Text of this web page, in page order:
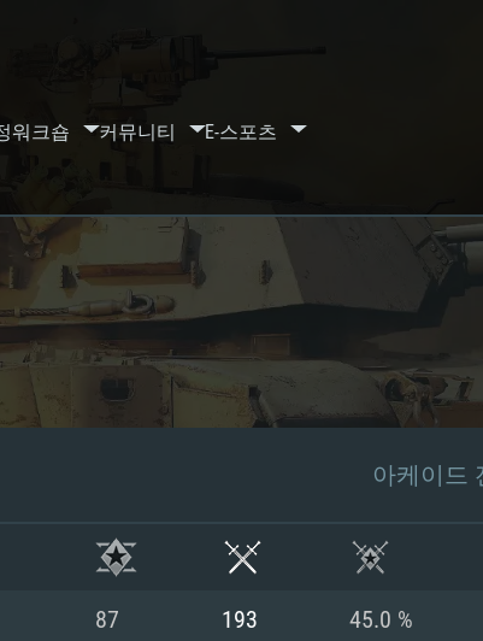
워크숍 커뮤니티 E-스포츠
아케이드
87 193 45.0 %